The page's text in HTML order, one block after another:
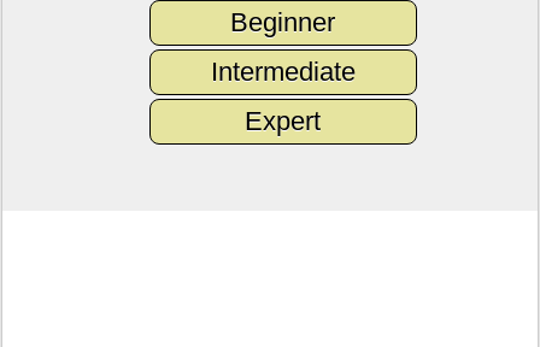
Beginner
Intermediate
Expert